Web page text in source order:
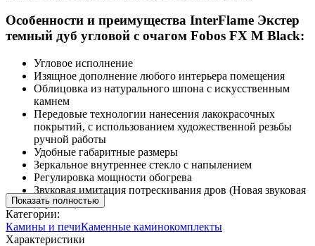
Особенности и преимущества InterFlame Экстер
темный дуб угловой с очагом Fobos FX M Black:
Угловое исполнение
Изящное дополнение любого интерьера помещения
Облицовка из натурального шпона с искусственным
камнем
Передовые технологии нанесения лакокрасочных
покрытий, с использованием художественной резьбы
ручной работы
Удобные габаритные размеры
Зеркальное внутреннее стекло с напылением
Регулировка мощности обогрева
Звуковая имитация потрескивания дров (Новая звуковая
дорожка)
Показать полностью
Категории:
Камины и печиКаменные каминокомплекты
Характеристики